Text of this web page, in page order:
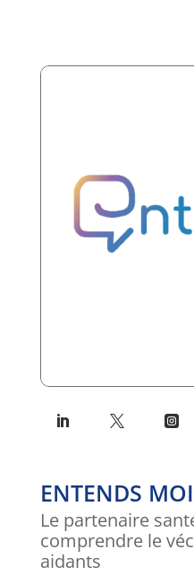
ENTENDS MOI
Le partenaire
comprendre le
aidants